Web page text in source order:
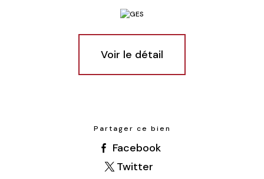
Voir le détail
Partager ce bien
Facebook
Twitter